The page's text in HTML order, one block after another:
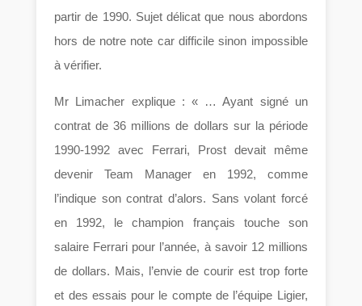
partir de 1990. Sujet délicat que nous abordons
hors de notre note car difficile sinon impossible
à vérifier.
Mr Limacher explique : « … Ayant signé un
contrat de 36 millions de dollars sur la période
1990-1992 avec Ferrari, Prost devait même
devenir Team Manager en 1992, comme
l’indique son contrat d’alors. Sans volant forcé
en 1992, le champion français touche son
salaire Ferrari pour l’année, à savoir 12 millions
de dollars. Mais, l’envie de courir est trop forte
et des essais pour le compte de l’équipe Ligier,